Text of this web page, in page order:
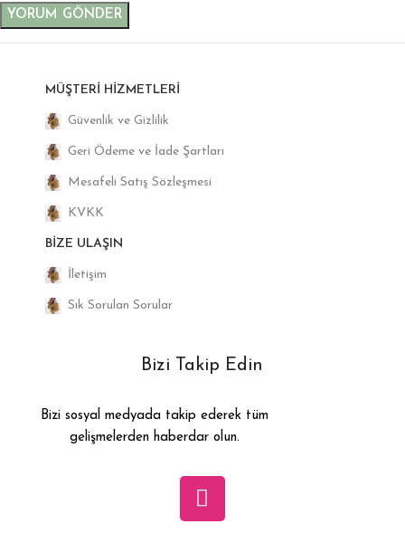
MÜŞTERI HIZMETLERI
Güvenlik ve Gizlilik
Geri Ödeme ve İade Şartları
Mesafeli Satış Sözleşmesi
KVKK
BIZE ULAŞIN
İletişim
Sık Sorulan Sorular
Bizi Takip Edin
Bizi sosyal medyada takip ederek tüm
gelişmelerden haberdar olun.